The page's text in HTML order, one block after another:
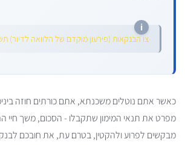
צו הבנקאות (פירעון מוקדם של הלוואה לדיור)
כאשר אתם נוטלים משכנתא, אתם כורתים חוזה
מפרט את תנאי המימון שתקבלו - הסכום, משך חיי
מבקשים לפרוע ולהקטין, בטרם עת, את חובכם